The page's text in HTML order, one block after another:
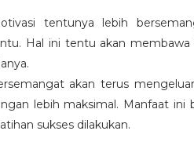
tentunya lebih
Hal ini tentu akan
akan terus
lebih maksimal. Manfaat ini
sukses dilakukan.